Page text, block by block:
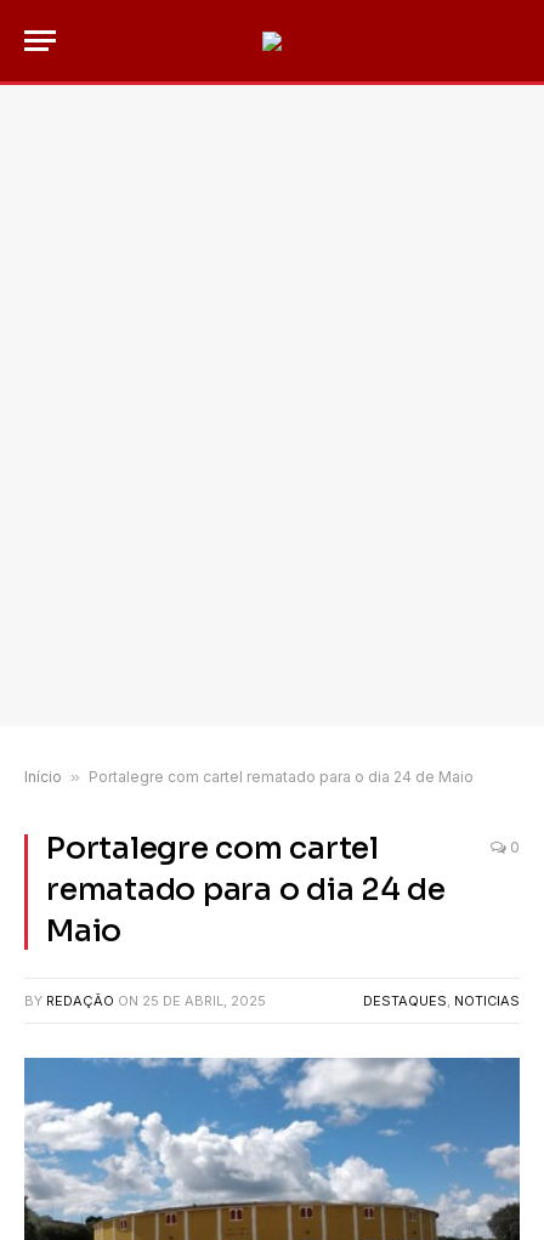
Início » Portalegre com cartel rematado para o dia 24 de Maio
Portalegre com cartel
rematado para o dia 24 de
Maio
0
BY REDAÇÃO ON 25 DE ABRIL, 2025 DESTAQUES, NOTICIAS